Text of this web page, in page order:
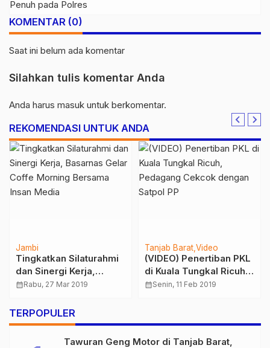
KOMENTAR (0)
Saat ini belum ada komentar
Silahkan tulis komentar Anda
Anda harus masuk untuk berkomentar.
REKOMENDASI UNTUK ANDA
Jambi
Tingkatkan Silaturahmi
dan Sinergi Kerja,
Basarnas Gelar Coffe
Media
calendar_monthRabu, 27 Mar 2019
Tanjab Barat Video
(VIDEO) Penertiban PKL
di Kuala Tungkal Ricuh,
Pedagang Cekcok
calendar_monthSenin, 11 Feb 2019
TERPOPULER
Tawuran Geng Motor di Tanjab Barat,